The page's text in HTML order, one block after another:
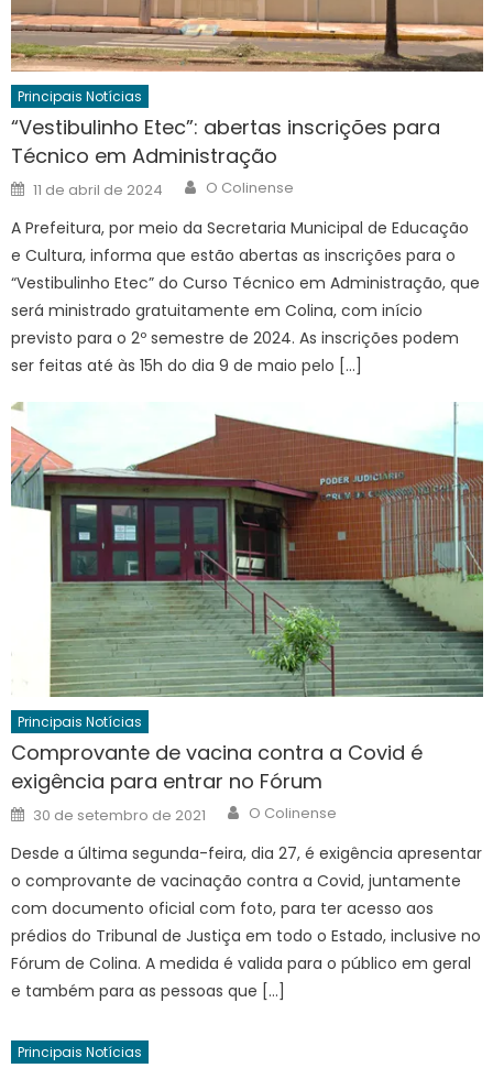
Principais Notícias
“Vestibulinho Etec”: abertas inscrições para
Técnico em Administração
Posted
on
11 de abril de 2024 Author
O Colinense
A Prefeitura, por meio da Secretaria Municipal de Educação
e Cultura, informa que estão abertas as inscrições para o
“Vestibulinho Etec” do Curso Técnico em Administração, que
será ministrado gratuitamente em Colina, com início
previsto para o 2º semestre de 2024. As inscrições podem
ser feitas até às 15h do dia 9 de maio pelo […]
Principais Notícias
Comprovante de vacina contra a Covid é
exigência para entrar no Fórum
Posted
on
30 de setembro de 2021 Author
O Colinense
Desde a última segunda-feira, dia 27, é exigência apresentar
o comprovante de vacinação contra a Covid, juntamente
com documento oficial com foto, para ter acesso aos
prédios do Tribunal de Justiça em todo o Estado, inclusive no
Fórum de Colina. A medida é valida para o público em geral
e também para as pessoas que […]
Principais Notícias